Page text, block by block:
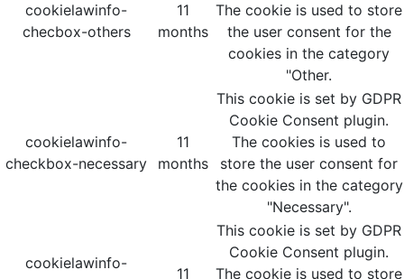
cookielawinfo-
checbox-others
11
months
The cookie is used to store
the user consent for the
cookies in the category
"Other.
cookielawinfo-
checkbox-necessary
11
months
This cookie is set by GDPR
Cookie Consent plugin.
The cookies is used to
store the user consent for
the cookies in the category
"Necessary".
cookielawinfo-
11
This cookie is set by GDPR
Cookie Consent plugin.
The cookie is used to store